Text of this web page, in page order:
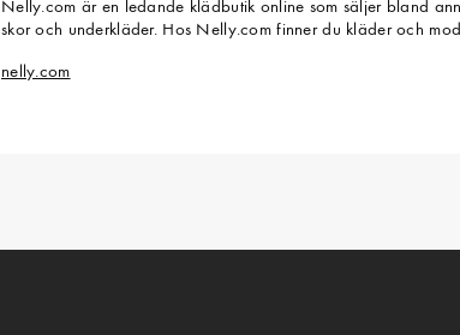
Nelly.com är en ledande klädbutik online som säljer bland
skor och underkläder. Hos Nelly.com finner du kläder och
nelly.com